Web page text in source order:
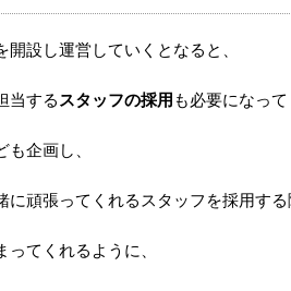
設し運営していくとなると、
当する スタッフの採用 も必要になって
企画し、
頑張ってくれるスタッフを採用する
てくれるように、